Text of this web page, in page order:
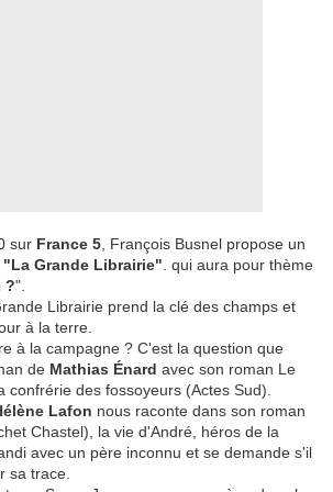
sur France 5 , François Busnel propose un
"La Grande Librairie" . qui aura pour thème
?".
Librairie prend la clé des champs et
à la terre.
à la campagne ? C'est la question que
de Mathias Énard avec son roman Le
confrérie des fossoyeurs (Actes Sud).
Lafon nous raconte dans son roman
Chastel), la vie d'André, héros de la
avec un père inconnu et se demande s'il
sa trace.